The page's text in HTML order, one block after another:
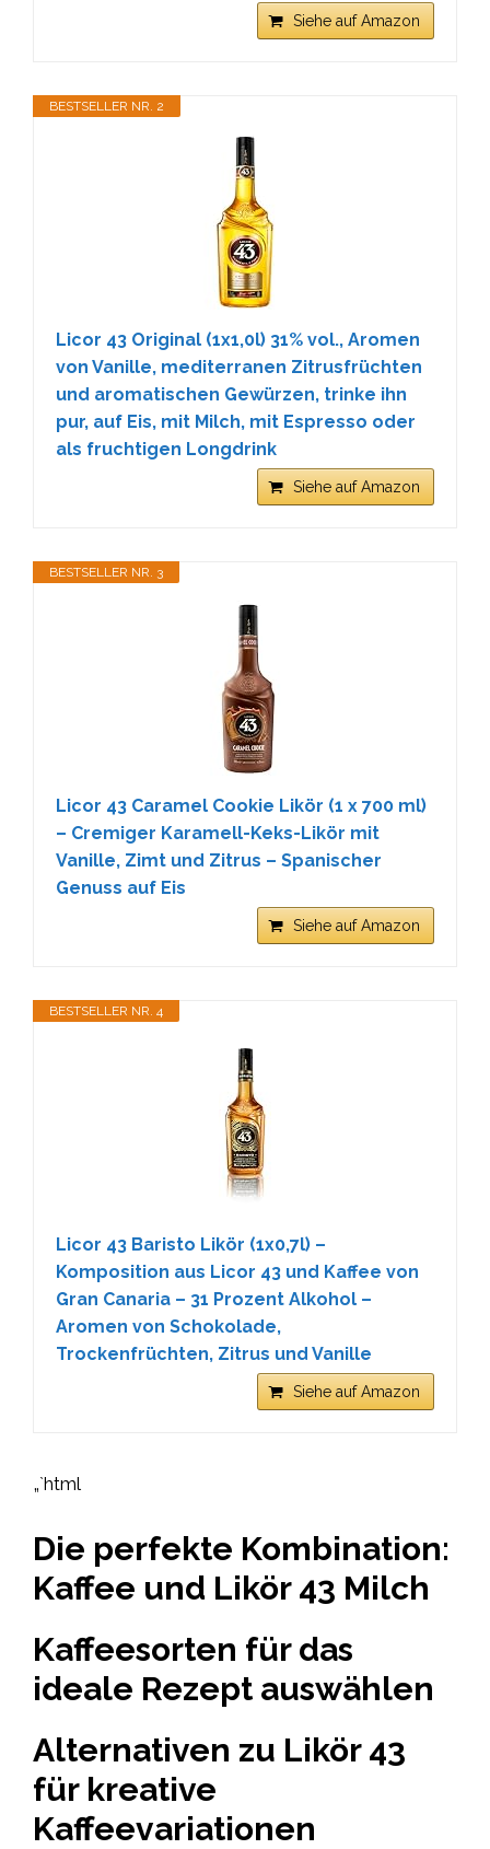
Siehe auf Amazon
BESTSELLER NR. 2
Licor 43 Original (1x1,0l) 31% vol., Aromen
von Vanille, mediterranen Zitrusfrüchten
und aromatischen Gewürzen, trinke ihn
pur, auf Eis, mit Milch, mit Espresso oder
als fruchtigen Longdrink
Siehe auf Amazon
BESTSELLER NR. 3
Licor 43 Caramel Cookie Likör (1 x 700 ml)
– Cremiger Karamell-Keks-Likör mit
Vanille, Zimt und Zitrus – Spanischer
Genuss auf Eis
Siehe auf Amazon
BESTSELLER NR. 4
Licor 43 Baristo Likör (1x0,7l) –
Komposition aus Licor 43 und Kaffee von
Gran Canaria – 31 Prozent Alkohol –
Aromen von Schokolade,
Trockenfrüchten, Zitrus und Vanille
Siehe auf Amazon
„`html
Die perfekte Kombination:
Kaffee und Likör 43 Milch
Kaffeesorten für das
ideale Rezept auswählen
Alternativen zu Likör 43
für kreative
Kaffeevariationen